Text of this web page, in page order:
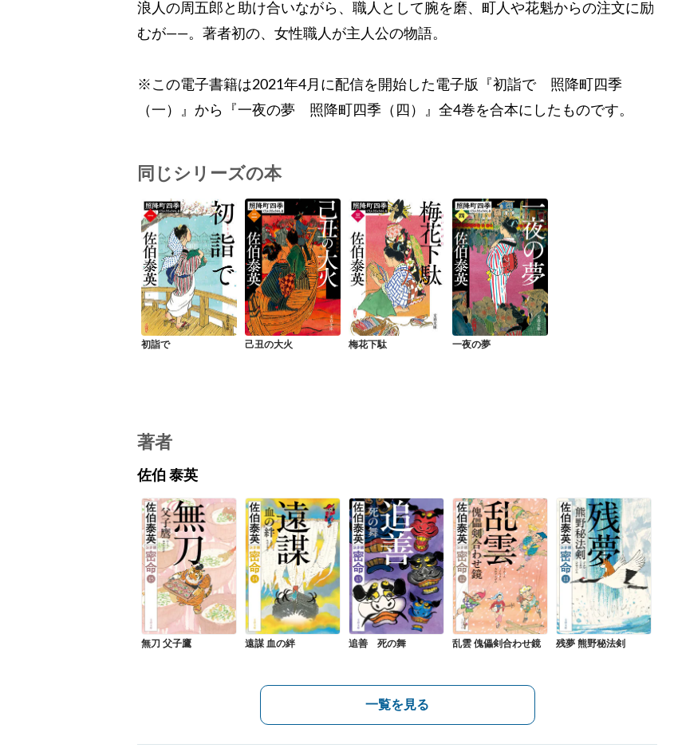
浪人の周五郎と助け合いながら、職人として腕を磨、町人や花魁からの注文に励
むが――。著者初の、女性職人が主人公の物語。
※この電子書籍は2021年4月に配信を開始した電子版『初詣で 照降町四季
（一）』から『一夜の夢 照降町四季（四）』全4巻を合本にしたものです。
同じシリーズの本
初詣で 己丑の大火 梅花下駄 一夜の夢
著者
佐伯 泰英
無刀 父子鷹 遠謀 血の絆 追善 死の舞 乱雲 傀儡剣合わせ鏡 残夢 熊野秘法剣
一覧を見る